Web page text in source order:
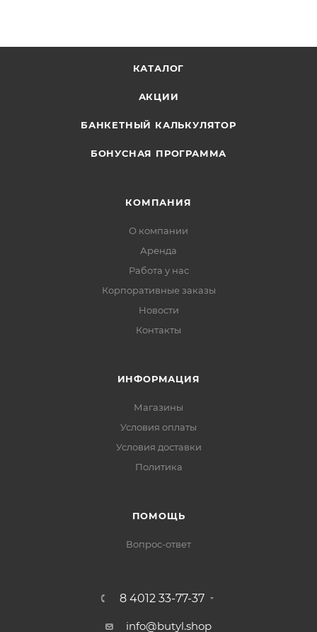
КАТАЛОГ
АКЦИИ
БАНКЕТНЫЙ КАЛЬКУЛЯТОР
БОНУСНАЯ ПРОГРАММА
КОМПАНИЯ
О компании
Аренда
Работа у нас
Корпоративные заказы
Новости
Контакты
ИНФОРМАЦИЯ
Магазины
Условия оплаты
Условия доставки
Политика
ПОМОЩЬ
Вопрос-ответ
8 4012 33-77-37
info@butyl.shop